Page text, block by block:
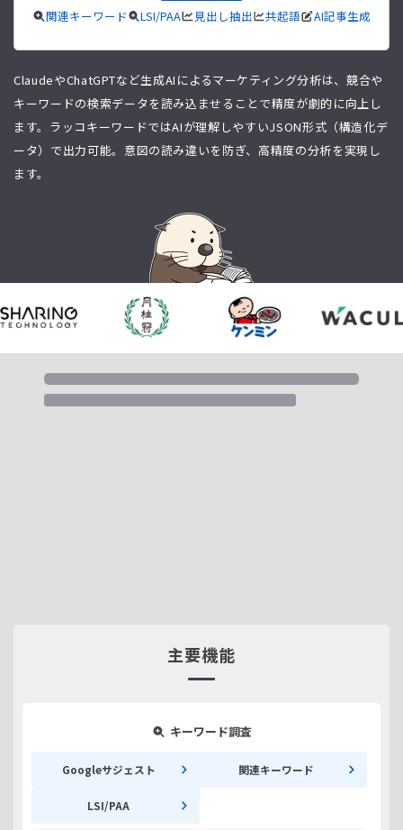
関連キーワード LSI/PAA 見出し抽出 共起語 AI記事生成
ClaudeやChatGPTなど生成AIによるマーケティング分析は、競合や
キーワードの検索データを読み込ませることで精度が劇的に向上し
ます。ラッコキーワードではAIが理解しやすいJSON形式（構造化デ
ータ）で出力可能。意図の読み違いを防ぎ、高精度の分析を実現し
ます。
主要機能
キーワード調査
Googleサジェスト 関連キーワード
LSI/PAA